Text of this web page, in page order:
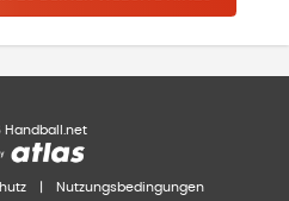
Handball.net
Nutzungsbedingungen